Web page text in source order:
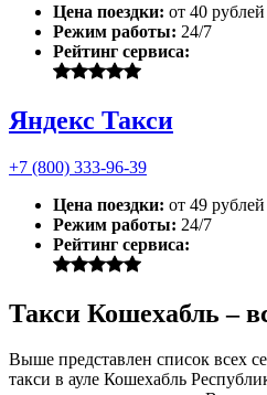
Цена поездки: от 40 рублей
Режим работы: 24/7
Рейтинг сервиса:
Яндекс Такси
+7 (800) 333-96-39
Цена поездки: от 49 рублей
Режим работы: 24/7
Рейтинг сервиса:
Такси Кошехабль –
Выше представлен список всех
такси в ауле Кошехабль